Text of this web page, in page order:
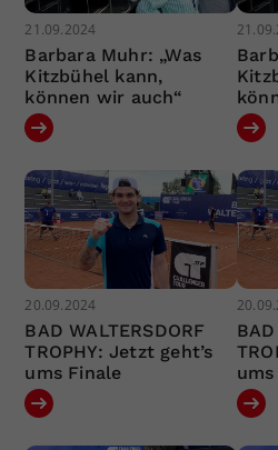
21.09.2024
Barbara Muhr: „Was
Kitzbühel kann,
können wir auch“
20.09.2024
BAD WALTERSDORF
TROPHY: Jetzt geht’s
ums Finale